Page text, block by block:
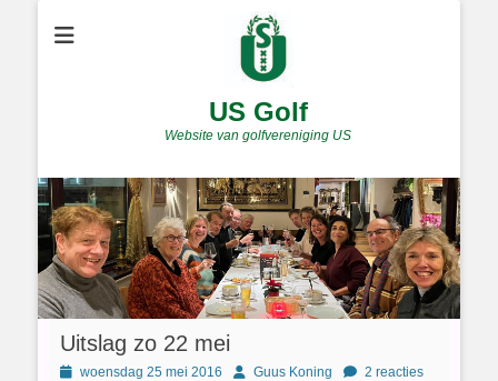
US Golf
Website van golfvereniging US
Uitslag zo 22 mei
Geplaatst
woensdag 25 mei 2016 AuthorGuus Koning 2 reacties